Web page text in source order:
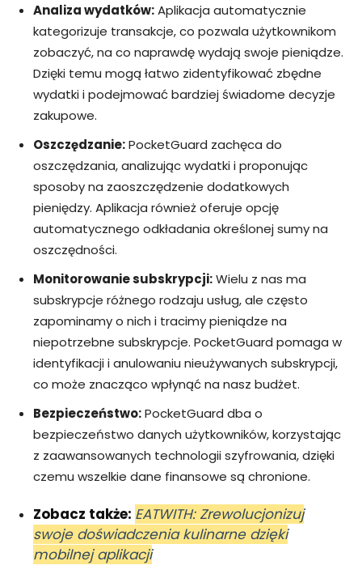
Analiza wydatków:Aplikacja automatycznie
kategorizuje transakcje, co pozwala użytkownikom
zobaczyć, na co naprawdę wydają swoje pieniądze.
Dzięki temu mogą łatwo zidentyfikować zbędne
wydatki i podejmować bardziej świadome decyzje
zakupowe.
Oszczędzanie:PocketGuard zachęca do
oszczędzania, analizując wydatki i proponując
sposoby na zaoszczędzenie dodatkowych
pieniędzy. Aplikacja również oferuje opcję
automatycznego odkładania określonej sumy na
oszczędności.
Monitorowanie subskrypcji:Wielu z nas ma
subskrypcje różnego rodzaju usług, ale często
zapominamy o nich i tracimy pieniądze na
niepotrzebne subskrypcje. PocketGuard pomaga w
identyfikacji i anulowaniu nieużywanych subskrypcji,
co może znacząco wpłynąć na nasz budżet.
Bezpieczeństwo:PocketGuard dba o
bezpieczeństwo danych użytkowników, korzystając
z zaawansowanych technologii szyfrowania, dzięki
czemu wszelkie dane finansowe są chronione.
Zobacz także: EATWITH: Zrewolucjonizuj
swoje doświadczenia kulinarne dzięki
mobilnej aplikacji